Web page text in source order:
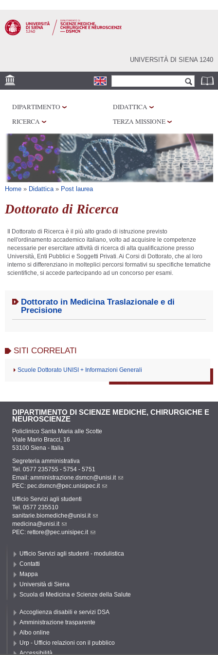
contenuto
principale
UNIVERSITÀ DI SIENA 1240
Form di ricerca
CENTRI DI RICERCA
LABORATORI
BIBLIOTECHE
SERVIZI
DIPARTIMENTO
DIDATTICA
RICERCA
TERZA MISSIONE
Tu sei qui
Home » Didattica» Post laurea
Dottorato di Ricerca
Il Dottorato di Ricerca è il più alto grado di istruzione previsto
nell'ordinamento accademico italiano, volto ad acquisire le competenze
necessarie per esercitare attività di ricerca di alta qualificazione presso
Università, Enti Pubblici e Soggetti Privati. Ai Corsi di Dottorato, che al loro
interno si differenziano in molteplici percorsi formativi su specifiche tematiche
scientifiche, si accede partecipando ad un concorso per esami.
Dottorato in Medicina Traslazionale e di
Precisione
SITI CORRELATI
Scuole Dottorato UNISI + Informazioni Generali
DIPARTIMENTO DI SCIENZE MEDICHE, CHIRURGICHE E
NEUROSCIENZE
Policlinico Santa Maria alle Scotte
Viale Mario Bracci, 16
53100 Siena - Italia
Segreteria amministrativa
Tel. 0577 235755 - 5754 - 5751
Email: amministrazione.dsmcn@unisi.it
PEC: pec.dsmcn@pec.unisipec.it
Ufficio Servizi agli studenti
Tel. 0577 235510
sanitarie.biomediche@unisi.it
medicina@unisi.it
PEC: rettore@pec.unisipec.it
Ufficio Servizi agli studenti - modulistica
Contatti
Mappa
Università di Siena
Scuola di Medicina e Scienze della Salute
Accoglienza disabili e servizi DSA
Amministrazione trasparente
Albo online
Urp - Ufficio relazioni con il pubblico
Accessibilità